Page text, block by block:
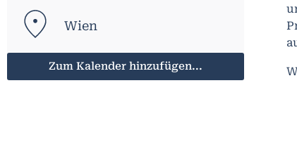
Wien
Zum Kalender hinzufügen...